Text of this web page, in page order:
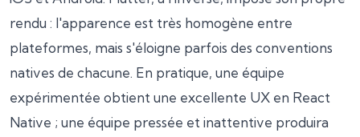
rendu : l'apparence est très homogène entre
plateformes, mais s'éloigne parfois des conventions
natives de chacune. En pratique, une équipe
expérimentée obtient une excellente UX en React
Native ; une équipe pressée et inattentive produira